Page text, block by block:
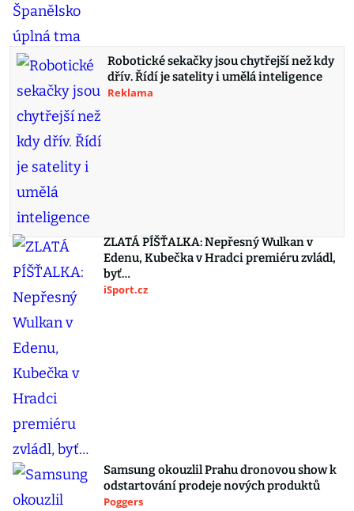
Robotické sekačky jsou chytřejší než kdy
dřív. Řídí je satelity i umělá inteligence
Reklama
ZLATÁ PÍŠŤALKA: Nepřesný Wulkan v
Edenu, Kubečka v Hradci premiéru zvládl,
byť…
iSport.cz
Samsung okouzlil Prahu dronovou show k
odstartování prodeje nových produktů
Poggers